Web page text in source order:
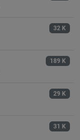
32 K
189 K
29 K
31 K